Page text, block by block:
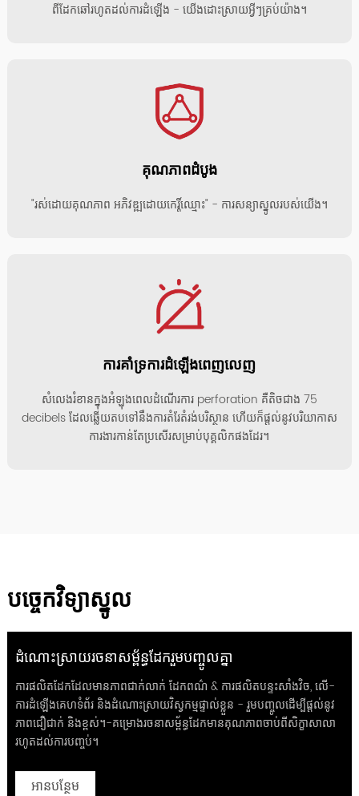
ពីដែកឆៅរហូតដល់ការដំឡើង - យើងដោះស្រាយអ្វីៗគ្រប់យ៉ាង។
គុណភាពដំបូង
"រស់ដោយគុណភាព អភិវឌ្ឍដោយកេរ្តិ៍ឈ្មោះ" - ការសន្យាស្នូលរបស់យើង។
ការគាំទ្រការដំឡើងពេញលេញ
សំលេងរំខានក្នុងអំឡុងពេលដំណើរការ perforation គឺតិចជាង 75
decibels ដែលឆ្លើយតបទៅនឹងការតំរែតំរង់បរិស្ថាន ហើយក៏ផ្តល់នូវបរិយាកាស
ការងារកាន់តែប្រសើរសម្រាប់បុគ្គលិកផងដែរ។
បច្ចេកវិទ្យាស្នូល
ដំណោះស្រាយរចនាសម្ព័ន្ធដែករួមបញ្ចូលគ្នា
ការផលិតដែកដែលមានភាពជាក់លាក់ ដែកពណ៌ & ការផលិតបន្ទះសាំងវិច, លើ-
ការដំឡើងគេហទំព័រ និងដំណោះស្រាយវិស្វកម្មផ្ទាល់ខ្លួន - រួមបញ្ចូលដើម្បីផ្តល់នូវ
ភាពជឿជាក់ និងខ្ពស់។-គម្រោងរចនាសម្ព័ន្ធដែកមានគុណភាពចាប់ពីសិក្ខាសាលា
រហូតដល់ការបញ្ចប់។
អានបន្ថែម